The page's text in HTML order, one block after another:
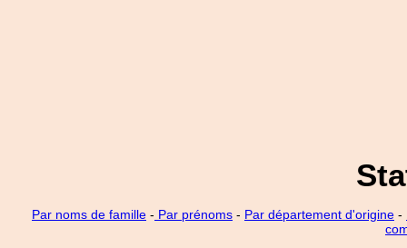
Par noms de famille - Par prénoms - Par département d'origine -